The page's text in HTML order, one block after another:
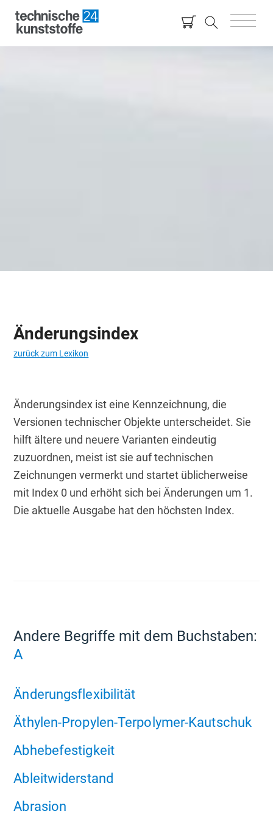
Änderungsindex
zurück zum Lexikon
Änderungsindex ist eine Kennzeichnung, die
Versionen technischer Objekte unterscheidet. Sie
hilft ältere und neuere Varianten eindeutig
zuzuordnen, meist ist sie auf technischen
Zeichnungen vermerkt und startet üblicherweise
mit Index 0 und erhöht sich bei Änderungen um 1.
Die aktuelle Ausgabe hat den höchsten Index.
Andere Begriffe mit dem Buchstaben:
A
Änderungsflexibilität
Äthylen-Propylen-Terpolymer-Kautschuk
Abhebefestigkeit
Ableitwiderstand
Abrasion